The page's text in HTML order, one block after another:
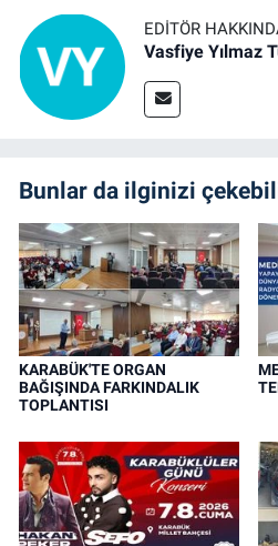
EDITÖR
Vasfiye Yılmaz
Bunlar da ilginizi
KARABÜK'TE ORGAN
BAĞIŞINDA FARKINDALIK
TOPLANTISI